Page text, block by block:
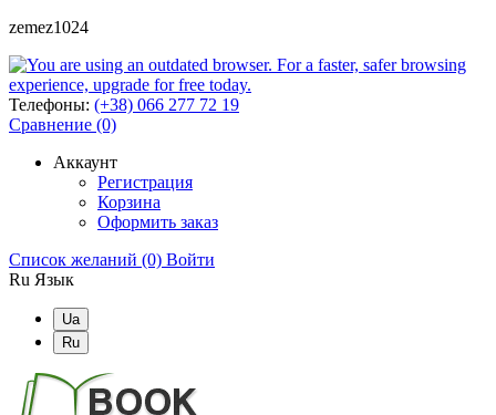
zemez1024
Телефоны: (+38) 066 277 72 19
Сравнение (0)
Аккаунт
Регистрация
Корзина
Оформить заказ
Список желаний (0) Войти
Ru Язык
Ua
Ru